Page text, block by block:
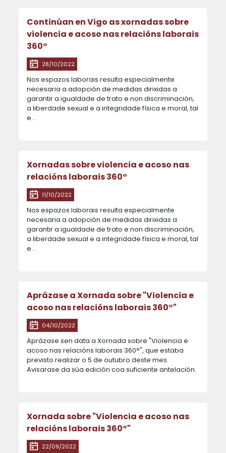
Continúan en Vigo as xornadas sobre
violencia e acoso nas relacións laborais
360°
28/10/2022
Nos espazos laborais resulta especialmente
necesaria a adopción de medidas dirixidas a
garantir a igualdade de trato e non discriminación,
a liberdade sexual e a integridade física e moral, tal
e…
Xornadas sobre violencia e acoso nas
relacións laborais 360°
11/10/2022
Nos espazos laborais resulta especialmente
necesaria a adopción de medidas dirixidas a
garantir a igualdade de trato e non discriminación,
a liberdade sexual e a integridade física e moral, tal
e…
Aprázase a Xornada sobre "Violencia e
acoso nas relacións laborais 360°"
04/10/2022
Aprázase sen data a Xornada sobre "Violencia e
acoso nas relacións laborais 360°", que estaba
previsto realizar o 5 de outubro deste mes.
Avisarase da súa edición coa suficiente antelación.
Xornada sobre "Violencia e acoso nas
relacións laborais 360°"
22/09/2022